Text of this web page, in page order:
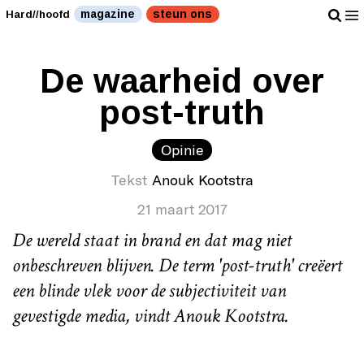
Hard//hoofd magazine steun ons
De waarheid over
post-truth
Opinie
Tekst Anouk Kootstra
21 maart 2017
De wereld staat in brand en dat mag niet
onbeschreven blijven. De term 'post-truth' creëert
een blinde vlek voor de subjectiviteit van
gevestigde media, vindt Anouk Kootstra.